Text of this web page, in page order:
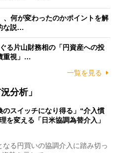
、何が変わったのかポイントを解
な説…
る片山財務相の「円資産への投
重視」…
一覧を見る
分析」
のスイッチになり得る」“介入慣
を変える「日米協調為替介入」
る円買いの協調介入に踏み切っ